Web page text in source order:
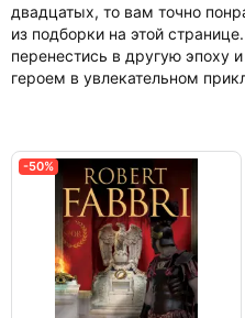
двадцатых, то вам точно
из подборки на этой
перенестись в другую эпоху
героем в увлекательном
-50%